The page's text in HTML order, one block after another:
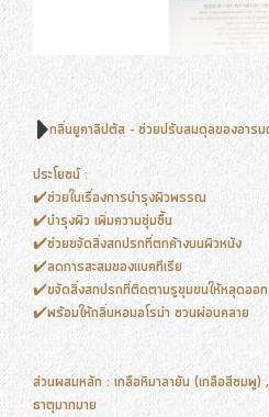
กลิ่นยูคาลิปตัส - ช่วยปรับสมดุลของอาร
ประโยชน์ :
✔️ช่วยในเรื่องการบำรุงผิวพรรณ
✔️บำรุงผิว เพิ่มความชุ่มชื้น
✔️ช่วยขจัดสิ่งสกปรกที่ตกค้างบนผิวหนัง
✔️ลดการสะสมของแบคทีเรีย
✔️ขจัดสิ่งสกปรกที่ติดตามรูขุมขนให้หลุดออก
✔️พร้อมให้กลิ่นหอมอโรม่า ชวนผ่อนคลาย
ส่วนผสมหลัก : เกลือหิมาลายัน (เกลือสีชมพู)
ธาตุมากมาย